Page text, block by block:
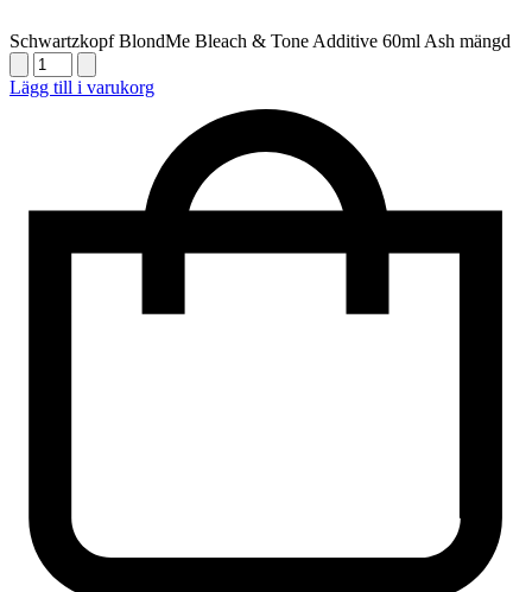
Schwartzkopf BlondMe Bleach & Tone Additive 60ml Ash mängd
Lägg till i varukorg